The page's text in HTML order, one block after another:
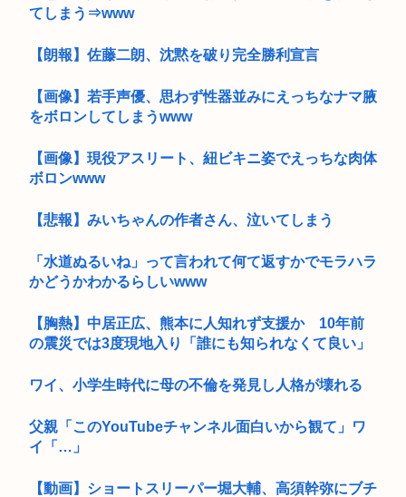
てしまう⇒www
【朗報】佐藤二朗、沈黙を破り完全勝利宣言
【画像】若手声優、思わず性器並みにえっちなナマ腋
をボロンしてしまうwww
【画像】現役アスリート、紐ビキニ姿でえっちな肉体
ボロンwww
【悲報】みいちゃんの作者さん、泣いてしまう
「水道ぬるいね」って言われて何て返すかでモラハラ
かどうかわかるらしいwww
【胸熱】中居正広、熊本に人知れず支援か 10年前
の震災では3度現地入り「誰にも知られなくて良い」
ワイ、小学生時代に母の不倫を発見し人格が壊れる
父親「このYouTubeチャンネル面白いから観て」ワ
イ「…」
【動画】ショートスリーパー堀大輔、高須幹弥にブチ